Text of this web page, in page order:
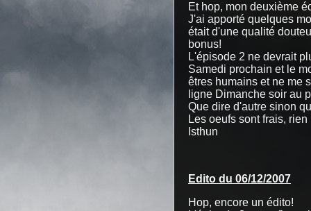
Et hop, mon deuxième
J'ai apporté quelques
était d'une qualité
bonus!
L'épisode 2 ne devrait
Samedi prochain et le
êtres humains et ne me
ligne Dimanche soir au
Que dire d'autre sinon
Les oeufs sont frais,
Isthun
Edito du 06/12/2007
Hop, encore un édito!